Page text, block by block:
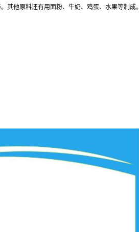
其他原料还有用面粉、牛奶、鸡蛋、水果等制成。